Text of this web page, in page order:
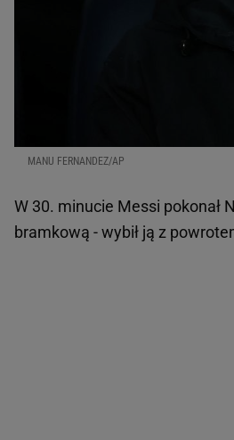
MANU FERNANDEZ/AP
W 30. minucie Messi pokonał
bramkową - wybił ją z